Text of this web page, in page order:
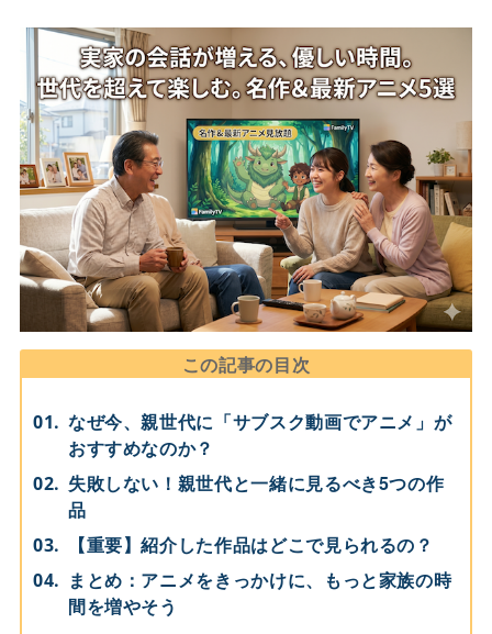
この記事の目次
なぜ今、親世代に「サブスク動画でアニメ」が
おすすめなのか？
失敗しない！親世代と一緒に見るべき5つの作
品
【重要】紹介した作品はどこで見られるの？
まとめ：アニメをきっかけに、もっと家族の時
間を増やそう